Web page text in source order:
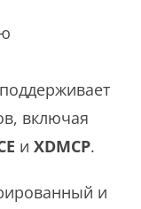
поддерживает
включая
и XDMCP.
и